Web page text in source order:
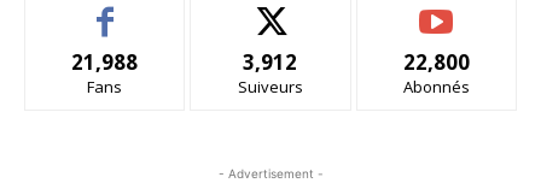
21,988
Fans
3,912
Suiveurs
22,800
Abonnés
- Advertisement -